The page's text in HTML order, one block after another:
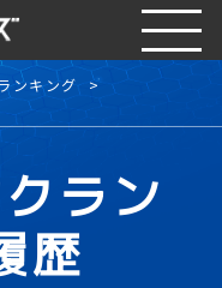
ンキング
ラン
歴